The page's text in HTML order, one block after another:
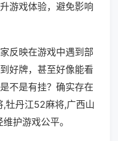
游戏体验，避免影响
反映在游戏中遇到部
好牌，甚至好像能看
不是有挂？确实存在
牡丹江52麻将,广西山
护游戏公平。